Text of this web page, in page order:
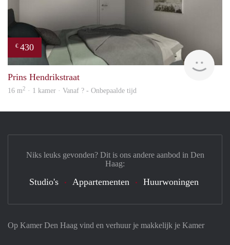
€ 430
Prins Hendrikstraat
16 m2 · 1 kamer · Vanaf ? - Onbepaalde tijd
Op Kamer Den Haag vind en verhuur je makkelijk je Kamer
Niks leuks gevonden? Dit is ons andere aanbod in Den
Haag:
Studio's Appartementen Huurwoningen